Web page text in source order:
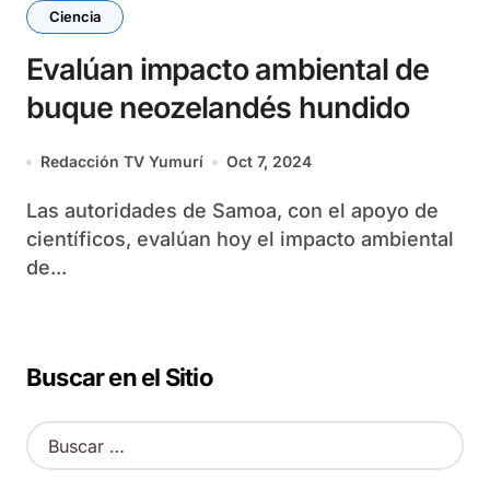
Ciencia
Evalúan impacto ambiental de
buque neozelandés hundido
Redacción TV Yumurí Oct 7, 2024
Las autoridades de Samoa, con el apoyo de
científicos, evalúan hoy el impacto ambiental
de...
Buscar en el Sitio
B
u